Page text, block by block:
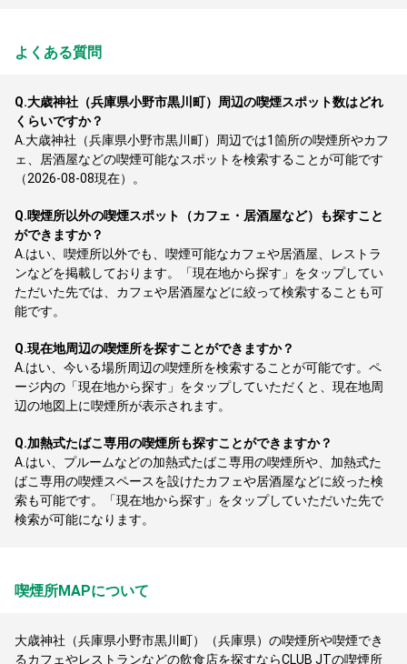
よくある質問
Q.大歳神社（兵庫県小野市黒川町）周辺の喫煙スポット数はどれ
くらいですか？
A. 大歳神社（兵庫県小野市黒川町）周辺では1箇所の喫煙所やカフ
ェ、居酒屋などの喫煙可能なスポットを検索することが可能です
（2026-08-08現在）。
Q.喫煙所以外の喫煙スポット（カフェ・居酒屋など）も探すこと
ができますか？
A. はい、喫煙所以外でも、喫煙可能なカフェや居酒屋、レストラ
ンなどを掲載しております。「現在地から探す」をタップしてい
ただいた先では、カフェや居酒屋などに絞って検索することも可
能です。
Q.現在地周辺の喫煙所を探すことができますか？
A. はい、今いる場所周辺の喫煙所を検索することが可能です。ペ
ージ内の「現在地から探す」をタップしていただくと、現在地周
辺の地図上に喫煙所が表示されます。
Q.加熱式たばこ専用の喫煙所も探すことができますか？
A. はい、プルームなどの加熱式たばこ専用の喫煙所や、加熱式た
ばこ専用の喫煙スペースを設けたカフェや居酒屋などに絞った検
索も可能です。「現在地から探す」をタップしていただいた先で
検索が可能になります。
喫煙所MAPについて
大歳神社（兵庫県小野市黒川町）（兵庫県）の喫煙所や喫煙でき
るカフェやレストランなどの飲食店を探すならCLUB JTの喫煙所